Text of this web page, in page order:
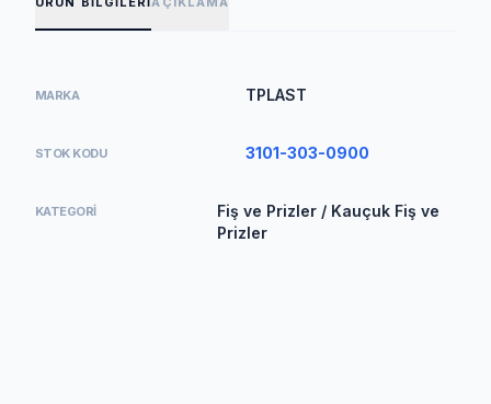
MARKA TPLAST
STOK KODU 3101-303-0900
KATEGORI
Fiş ve Prizler / Kauçuk Fiş ve
Prizler